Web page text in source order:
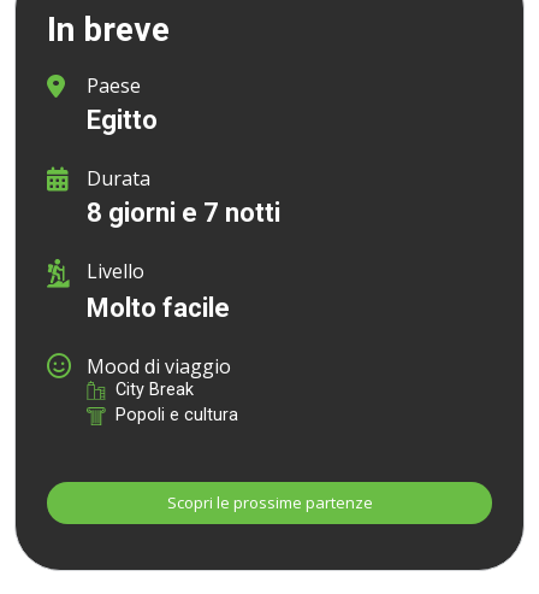
In breve
Paese
Egitto
Durata
8 giorni e 7 notti
Livello
Molto facile
Mood di viaggio
City Break
Popoli e cultura